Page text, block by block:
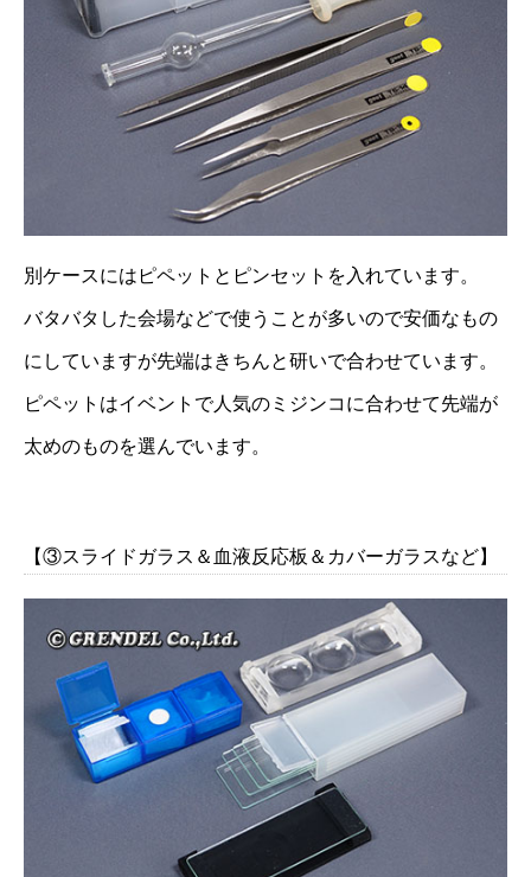
別ケースにはピペットとピンセットを入れています。
バタバタした会場などで使うことが多いので安価なもの
にしていますが先端はきちんと研いで合わせています。
ピペットはイベントで人気のミジンコに合わせて先端が
太めのものを選んでいます。
【③スライドガラス＆血液反応板＆カバーガラスなど】